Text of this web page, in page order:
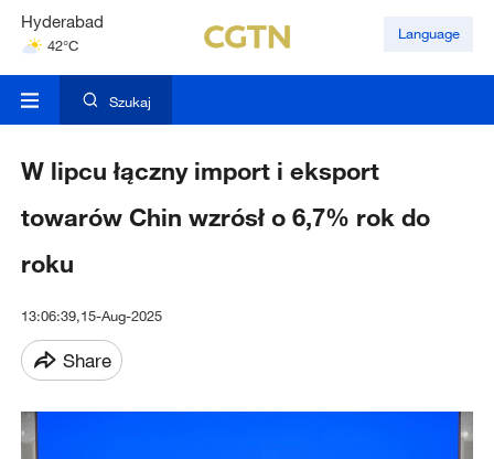
Hyderabad
42°C
Mumbai
Language
Szukaj
W lipcu łączny import i eksport
towarów Chin wzrósł o 6,7% rok do
roku
13:06:39,15-Aug-2025
Share